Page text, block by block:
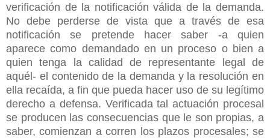
verificación de la notificación válida de la demanda.
No debe perderse de vista que a través de esa
notificación se pretende hacer saber -a quien
aparece como demandado en un proceso o bien a
quien tenga la calidad de representante legal de
aquél- el contenido de la demanda y la resolución en
ella recaída, a fin que pueda hacer uso de su legítimo
derecho a defensa. Verificada tal actuación procesal
se producen las consecuencias que le son propias, a
saber, comienzan a corren los plazos procesales; se